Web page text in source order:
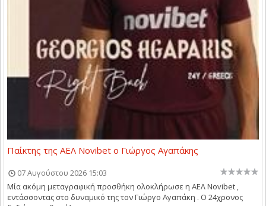
Παίκτης της ΑΕΛ Novibet ο Γιώργος Αγαπάκης
07 Αυγούστου 2026 15:03
Μία ακόμη μεταγραφική προσθήκη ολοκλήρωσε η ΑΕΛ Novibet ,
εντάσσοντας στο δυναμικό της τον Γιώργο Αγαπάκη . Ο 24χρονος